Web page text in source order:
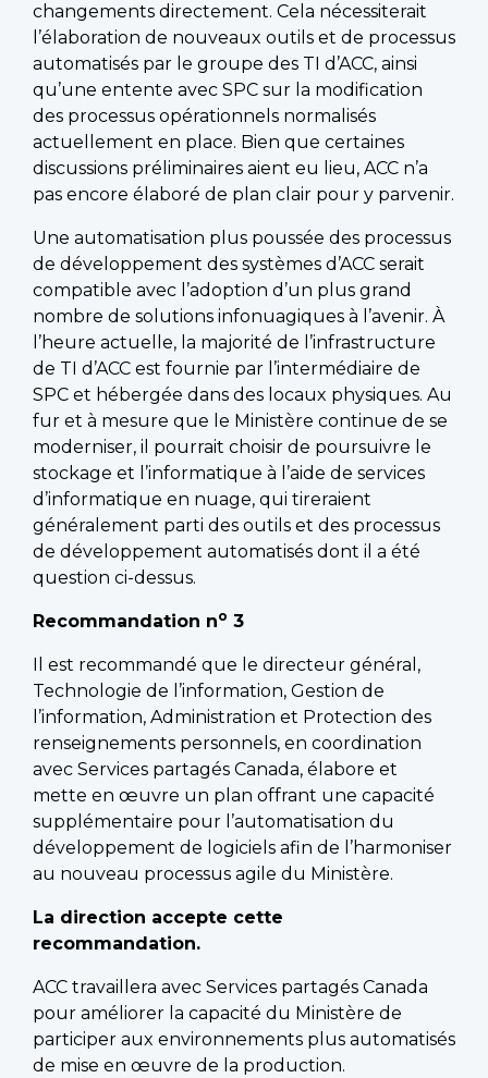
changements directement. Cela nécessiterait
l’élaboration de nouveaux outils et de processus
automatisés par le groupe des TI d’ACC, ainsi
qu’une entente avec SPC sur la modification
des processus opérationnels normalisés
actuellement en place. Bien que certaines
discussions préliminaires aient eu lieu, ACC n’a
pas encore élaboré de plan clair pour y parvenir.
Une automatisation plus poussée des processus
de développement des systèmes d’ACC serait
compatible avec l’adoption d’un plus grand
nombre de solutions infonuagiques à l’avenir. À
l’heure actuelle, la majorité de l’infrastructure
de TI d’ACC est fournie par l’intermédiaire de
SPC et hébergée dans des locaux physiques. Au
fur et à mesure que le Ministère continue de se
moderniser, il pourrait choisir de poursuivre le
stockage et l’informatique à l’aide de services
d’informatique en nuage, qui tireraient
généralement parti des outils et des processus
de développement automatisés dont il a été
question ci-dessus.
Recommandation no 3
Il est recommandé que le directeur général,
Technologie de l’information, Gestion de
l’information, Administration et Protection des
renseignements personnels, en coordination
avec Services partagés Canada, élabore et
mette en œuvre un plan offrant une capacité
supplémentaire pour l’automatisation du
développement de logiciels afin de l’harmoniser
au nouveau processus agile du Ministère.
La direction accepte cette
recommandation.
ACC travaillera avec Services partagés Canada
pour améliorer la capacité du Ministère de
participer aux environnements plus automatisés
de mise en œuvre de la production.